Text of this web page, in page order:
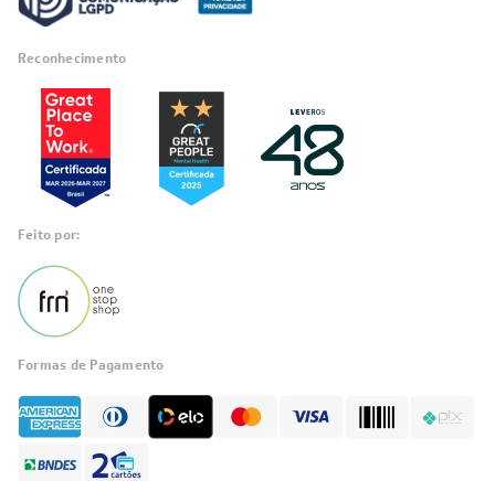
Reconhecimento
Feito por:
Formas de Pagamento
Fale com a LIA